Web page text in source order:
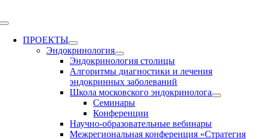
to
Toggle
NavigationПРОЕКТЫ
Эндокринология
Эндокринология столицы
Алгоритмы диагностики и лечения
эндокринных заболеваний
Школа московского эндокринолога
Семинары
Конференции
Научно-образовательные вебинары
Межрегиональная конференция «Стратегия